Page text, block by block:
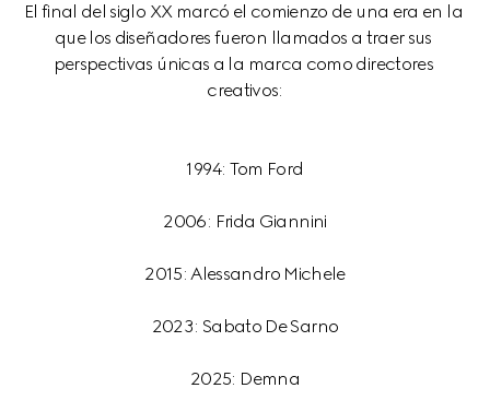
El final del siglo XX marcó el comienzo de una era en la
que los diseñadores fueron llamados a traer sus
perspectivas únicas a la marca como directores
1994: Tom Ford
2006: Frida Giannini
2015: Alessandro Michele
2023: Sabato De Sarno
2025: Demna